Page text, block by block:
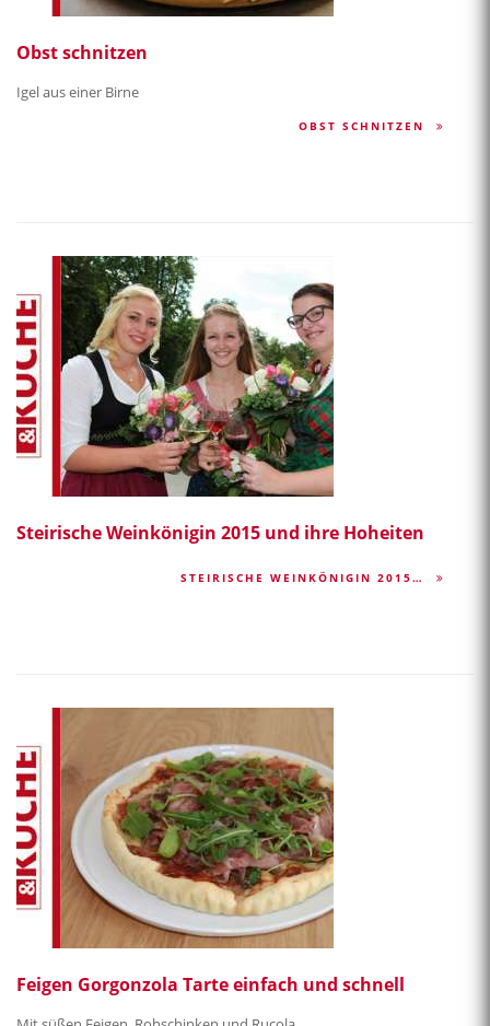
Obst schnitzen
Igel aus einer Birne
OBST SCHNITZEN
Steirische Weinkönigin 2015 und ihre Hoheiten
STEIRISCHE WEINKÖNIGIN 2015…
Feigen Gorgonzola Tarte einfach und schnell